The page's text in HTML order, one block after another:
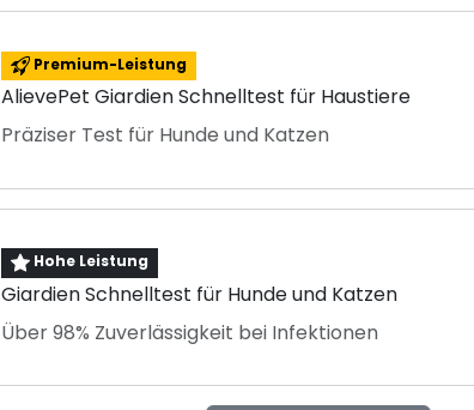
Premium-Leistung
AlievePet Giardien Schnelltest für Haustiere
Präziser Test für Hunde und Katzen
Hohe Leistung
Giardien Schnelltest für Hunde und Katzen
Über 98% Zuverlässigkeit bei Infektionen